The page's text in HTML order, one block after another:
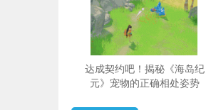
达成契约吧！揭秘《海岛纪
元》宠物的正确相处姿势